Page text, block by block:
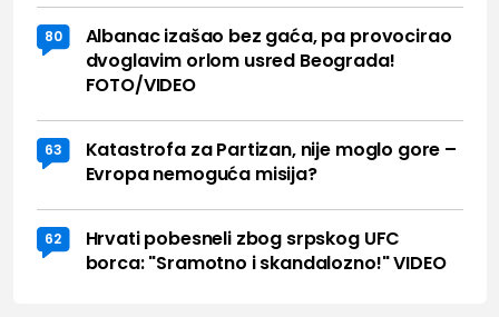
80
Albanac izašao bez gaća, pa provocirao
dvoglavim orlom usred Beograda!
FOTO/VIDEO
63
Katastrofa za Partizan, nije moglo gore –
Evropa nemoguća misija?
62
Hrvati pobesneli zbog srpskog UFC
borca: "Sramotno i skandalozno!" VIDEO